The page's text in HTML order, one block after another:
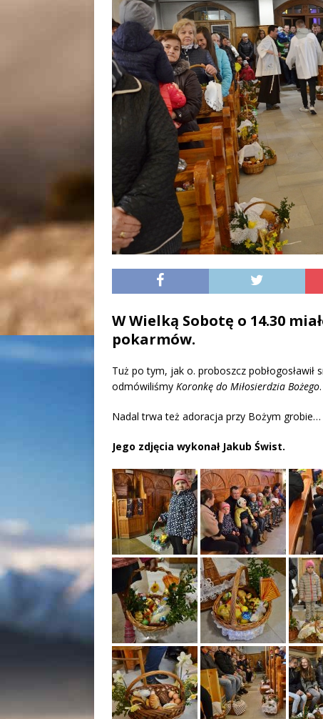
W Wielką Sobotę o 14.30
pokarmów.
Tuż po tym, jak o. proboszcz
odmówiliśmy Koronkę do Miłosierdzia Bożego.
Nadal trwa też adoracja przy Bożym grobie…
Jego zdjęcia wykonał Jakub Świst.